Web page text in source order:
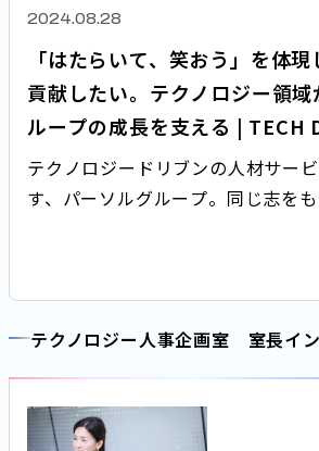
2024.08.28
「はたらいて、笑おう」を体
貢献したい。テクノロジー領
ループの成長を支える | TECH
ドア）
テクノロジードリブンの人材サー
す、パーソルグループ。同じ志を
テクノロジー人事企画室 室長イ